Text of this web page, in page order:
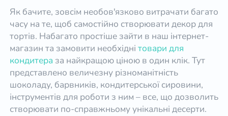
Як бачите, зовсім необов'язково витрачати багато
часу на те, щоб самостійно створювати декор для
тортів. Набагато простіше зайти в наш інтернет-
магазин та замовити необхідні товари для
кондитера за найкращою ціною в один клік. Тут
представлено величезну різноманітність
шоколаду, барвників, кондитерської сировини,
інструментів для роботи з ним – все, що дозволить
створювати по-справжньому унікальні десерти.